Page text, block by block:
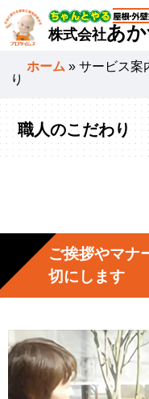
株式会社あ
ホーム »サービス案
り
職人のこだわり
ご挨拶やマナ
切にします